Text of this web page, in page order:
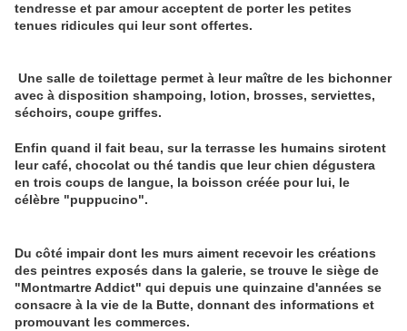
tendresse et par amour acceptent de porter les petites
tenues ridicules qui leur sont offertes.
Une salle de toilettage permet à leur maître de les bichonner
avec à disposition shampoing, lotion, brosses, serviettes,
séchoirs, coupe griffes.
Enfin quand il fait beau, sur la terrasse les humains sirotent
leur café, chocolat ou thé tandis que leur chien dégustera
en trois coups de langue, la boisson créée pour lui, le
célèbre "puppucino".
Du côté impair dont les murs aiment recevoir les créations
des peintres exposés dans la galerie, se trouve le siège de
"Montmartre Addict" qui depuis une quinzaine d'années se
consacre à la vie de la Butte, donnant des informations et
promouvant les commerces.